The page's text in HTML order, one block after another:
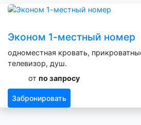
Эконом 1-местный номер
одноместная кровать,
телевизор, душ.
от по запросу
Забронировать